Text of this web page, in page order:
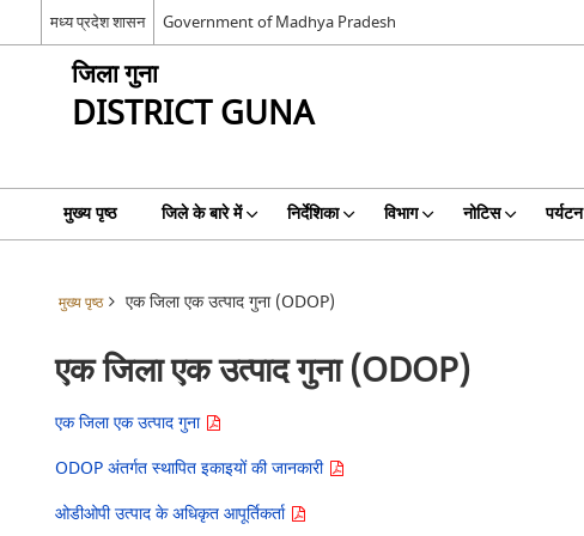
मध्य प्रदेश शासन Government of Madhya Pradesh
जिला गुना
DISTRICT GUNA
मुख्य पृष्ठ जिले के बारे में निर्देशिका विभाग नोटिस पर्यटन
मुख्य पृष्ठ एक जिला एक उत्पाद गुना (ODOP)
एक जिला एक उत्पाद गुना (ODOP)
एक जिला एक उत्पाद गुना
ODOP अंतर्गत स्थापित इकाइयों की जानकारी
ओडीओपी उत्पाद के अधिकृत आपूर्तिकर्ता